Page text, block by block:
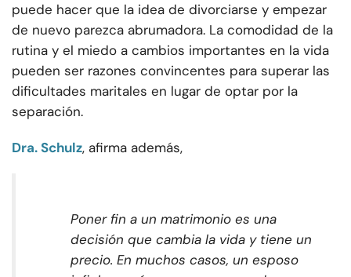
puede hacer que la idea de divorciarse y empezar
de nuevo parezca abrumadora. La comodidad de la
rutina y el miedo a cambios importantes en la vida
pueden ser razones convincentes para superar las
dificultades maritales en lugar de optar por la
separación.
Dra. Schulz, afirma además,
Poner fin a un matrimonio es una
decisión que cambia la vida y tiene un
precio. En muchos casos, un esposo